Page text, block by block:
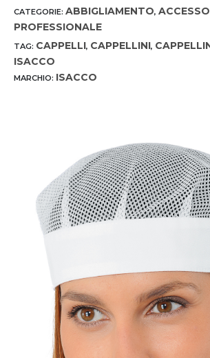
CATEGORIE: ABBIGLIAMENTO,
PROFESSIONALE
TAG: CAPPELLI, CAPPELLINI,
ISACCO
MARCHIO: ISACCO